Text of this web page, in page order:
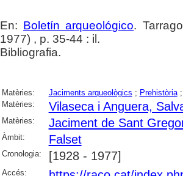
En: Boletín arqueológico.
1977) , p. 35-44 : il.
Bibliografia.
Matèries: Jaciments arqueològics ; Prehistòria
Matèries:
Vilaseca i Anguera,
Matèries: Jaciment de Sant
Àmbit: Falset
Cronologia: [1928 - 1977]
Accés: